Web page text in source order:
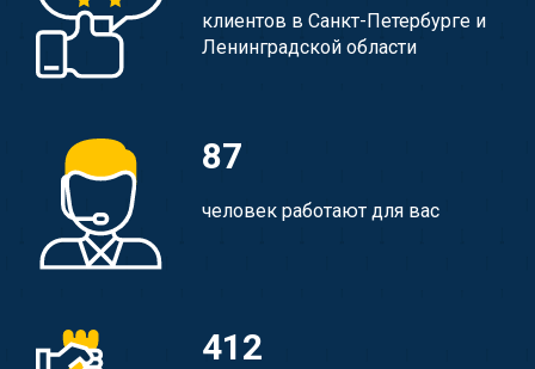
клиентов в Санкт-Петербурге и
Ленинградской области
87
человек работают для вас
412